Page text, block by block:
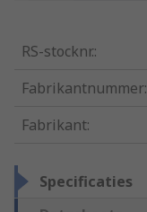
RS-stocknr.:
Fabrikantnummer:
Fabrikant:
Specificaties